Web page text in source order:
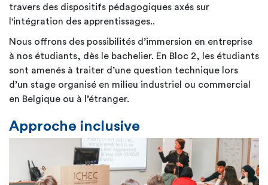
travers des dispositifs pédagogiques axés sur
l'intégration des apprentissages..
Nous offrons des possibilités d’immersion en entreprise
à nos étudiants, dès le bachelier. En Bloc 2, les étudiants
sont amenés à traiter d’une question technique lors
d’un stage organisé en milieu industriel ou commercial
en Belgique ou à l’étranger.
Approche inclusive